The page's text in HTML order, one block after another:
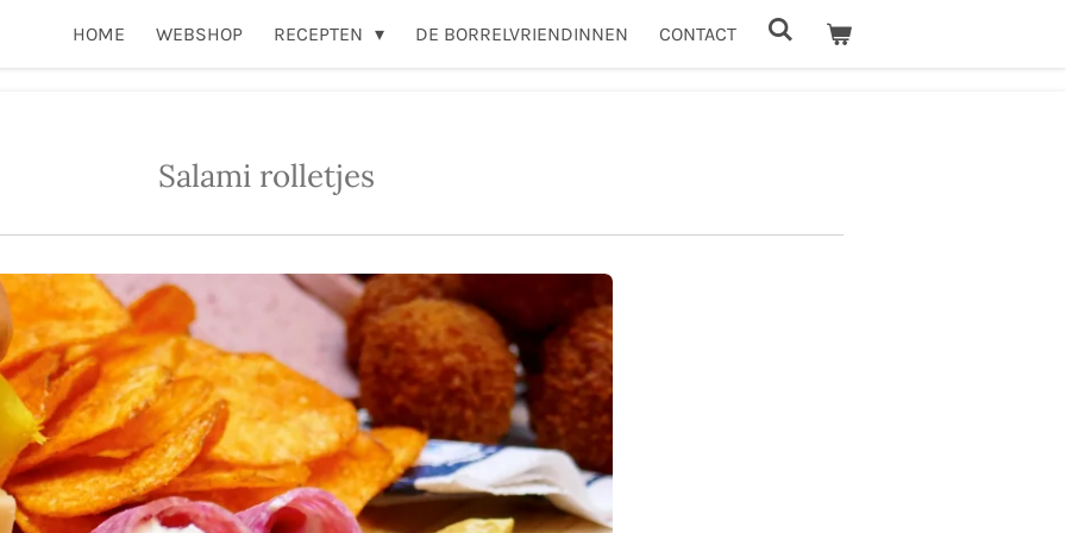
HOME WEBSHOP RECEPTEN DE BORRELVRIENDINNEN CONTACT
Salami rolletjes